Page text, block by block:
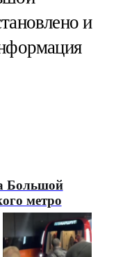
и
Большой
метро